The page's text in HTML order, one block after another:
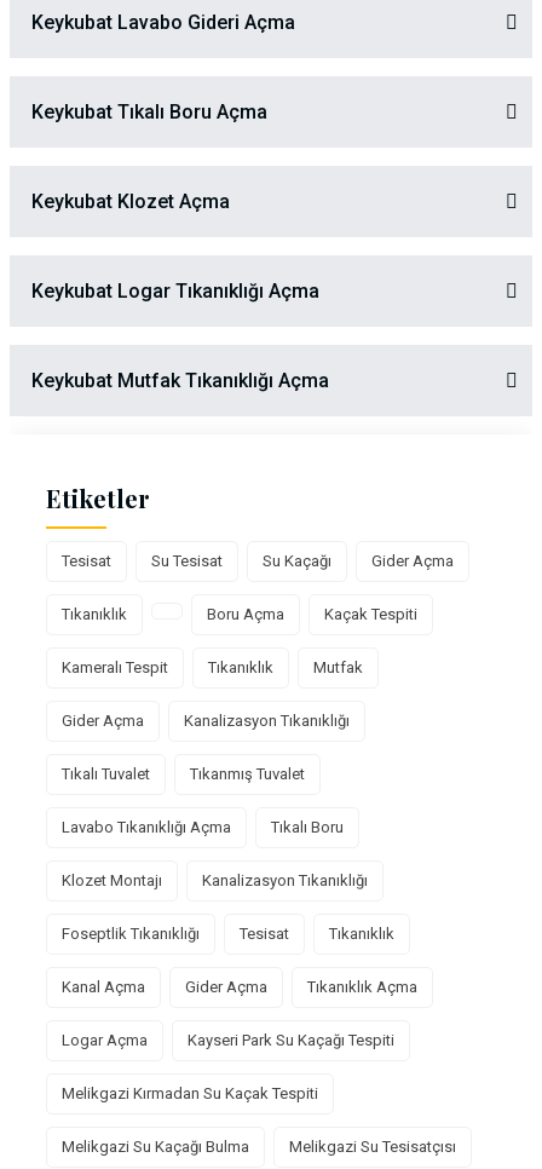
Keykubat Lavabo Gideri Açma
Keykubat Tıkalı Boru Açma
Keykubat Klozet Açma
Keykubat Logar Tıkanıklığı Açma
Keykubat Mutfak Tıkanıklığı Açma
Etiketler
Tesisat Su Tesisat Su Kaçağı Gider Açma
Tıkanıklık Boru Açma Kaçak Tespiti
Kameralı Tespit Tıkanıklık Mutfak
Gider Açma Kanalizasyon Tıkanıklığı
Tıkalı Tuvalet Tıkanmış Tuvalet
Lavabo Tıkanıklığı Açma Tıkalı Boru
Klozet Montajı Kanalizasyon Tıkanıklığı
Foseptlik Tıkanıklığı Tesisat Tıkanıklık
Kanal Açma Gider Açma Tıkanıklık Açma
Logar Açma Kayseri Park Su Kaçağı Tespiti
Melikgazi Kırmadan Su Kaçak Tespiti
Melikgazi Su Kaçağı Bulma Melikgazi Su Tesisatçısı